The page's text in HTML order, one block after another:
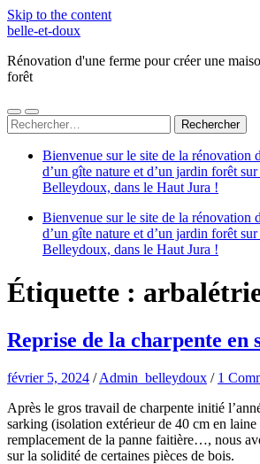
Skip to the content
belle-et-doux
Rénovation d'une ferme pour créer une
forêt
Toggle
mobile
Toggle
search
Rechercher :
Bienvenue sur le site de la rénovation
d’un gîte nature et d’un jardin forêt
Belleydoux, dans le Haut Jura !
Bienvenue sur le site de la rénovation
d’un gîte nature et d’un jardin forêt
Belleydoux, dans le Haut Jura !
Étiquette :
Reprise de la charpente en
février 5, 2024 /Admin_belleydoux / 1
Après le gros travail de charpente initié
sarking (isolation extérieur de 40 cm en laine
remplacement de la panne faitière…, nous
sur la solidité de certaines pièces de bois.